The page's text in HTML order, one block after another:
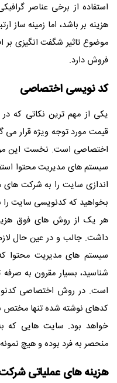
استفاده از برخی عناصر
هزینه بر باشد، اما زمینه ساز
موضوع تاثیر شگفت انگیزی بر
فروش دارد.
کد نویسی اختصاصی
یکی از مهم ترین نکاتی که
قیمت مورد توجه ویژه قرار می
اختصاصی است. نخست این
سیستم های مدیریت محتوا
اندازی سایت را به شرکت
بخواهید که کدنویسی سایت
هر یک از روش های فوق
داشت. جالب و در عین حال
سیستم های مدیریت محتوا
شناسید، بسیار مقرون به صرفه
است. در روش اختصاصی
کدهای نوشته شده تنها مختص
خواهد بود. سایت هایی که
منحصر به فرد بوده و هیچ
هزینه های عملیاتی